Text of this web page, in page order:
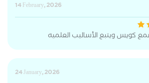
14 February, 2026
كويس ويتبع الأساليب العلميه
24 January, 2026